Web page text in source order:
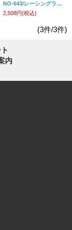
NO-643/レーシングラジアルタイヤ・メッキホイルセット(WR02 リア用/接着済)
2,508円(税込)
(3件/3件)
内